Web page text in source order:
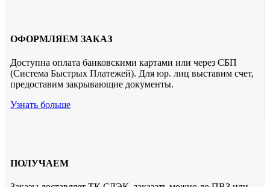
ОФОРМЛЯЕМ ЗАКАЗ
Доступна оплата банковскими картами или через СБП
(Система Быстрых Платежей). Для юр. лиц выставим счет,
предоставим закрывающие документы.
Узнать больше
ПОЛУЧАЕМ